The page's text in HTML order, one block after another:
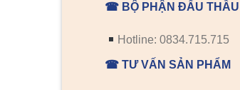
☎ BỘ PHẬN ĐẤU THẦU
Hotline: 0834.715.715
☎ TƯ VẤN SẢN PHẨM